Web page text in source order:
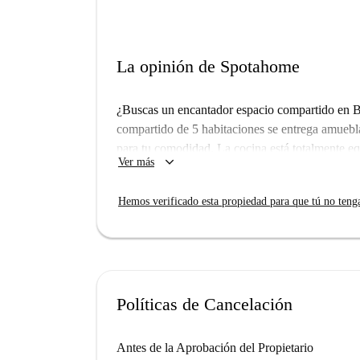
La opinión de Spotahome
¿Buscas un encantador espacio compartido en
compartido de 5 habitaciones se entrega
para tu comodidad. La cocina está totalmente
balcón o terraza. La propiedad ha sido revisada
admite parejas, lo que lo hace ideal para
Center para encontrar productos básicos para
Ver más keyboard_arrow_down
Hemos verificado esta propiedad para que tú no
Políticas de Cancelación
Antes de la Aprobación del Propietario